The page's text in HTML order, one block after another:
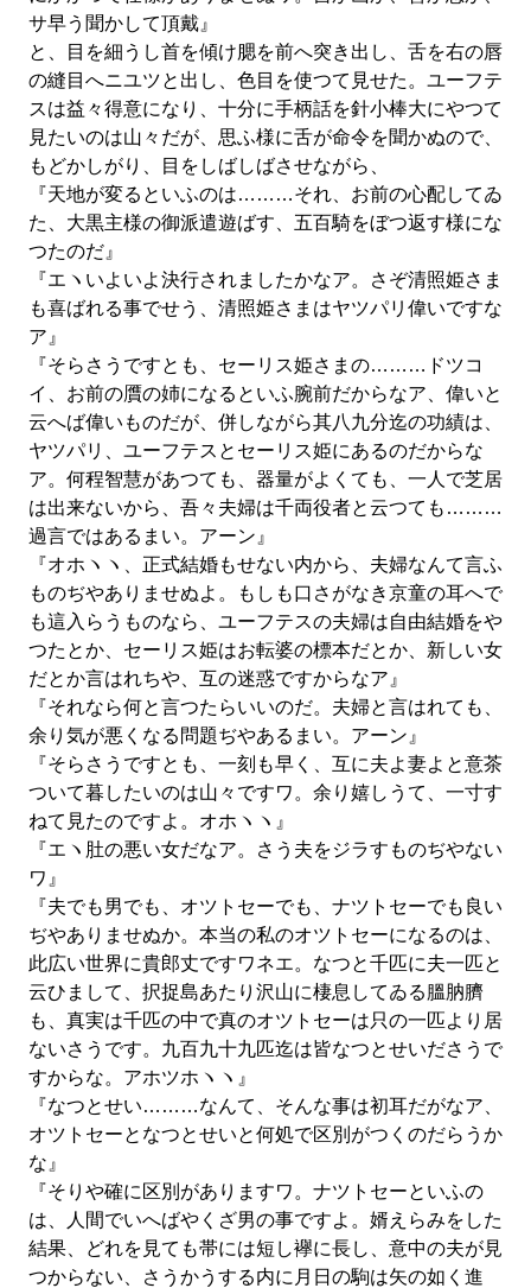
サ早う聞かして頂戴』
と、目を細うし首を傾け腮を前へ突き出し、舌を右の唇
の縫目へニユツと出し、色目を使つて見せた。ユーフテ
スは益々得意になり、十分に手柄話を針小棒大にやつて
見たいのは山々だが、思ふ様に舌が命令を聞かぬので、
もどかしがり、目をしばしばさせながら、
『天地が変るといふのは………それ、お前の心配してゐ
た、大黒主様の御派遣遊ばす、五百騎をぼつ返す様にな
つたのだ』
『エヽいよいよ決行されましたかなア。さぞ清照姫さま
も喜ばれる事でせう、清照姫さまはヤツパリ偉いですな
ア』
『そらさうですとも、セーリス姫さまの………ドツコ
イ、お前の贋の姉になるといふ腕前だからなア、偉いと
云へば偉いものだが、併しながら其八九分迄の功績は、
ヤツパリ、ユーフテスとセーリス姫にあるのだからな
ア。何程智慧があつても、器量がよくても、一人で芝居
は出来ないから、吾々夫婦は千両役者と云つても………
過言ではあるまい。アーン』
『オホヽヽ、正式結婚もせない内から、夫婦なんて言ふ
ものぢやありませぬよ。もしも口さがなき京童の耳へで
も這入らうものなら、ユーフテスの夫婦は自由結婚をや
つたとか、セーリス姫はお転婆の標本だとか、新しい女
だとか言はれちや、互の迷惑ですからなア』
『それなら何と言つたらいいのだ。夫婦と言はれても、
余り気が悪くなる問題ぢやあるまい。アーン』
『そらさうですとも、一刻も早く、互に夫よ妻よと意茶
ついて暮したいのは山々ですワ。余り嬉しうて、一寸す
ねて見たのですよ。オホヽヽ』
『エヽ肚の悪い女だなア。さう夫をジラすものぢやない
ワ』
『夫でも男でも、オツトセーでも、ナツトセーでも良い
ぢやありませぬか。本当の私のオツトセーになるのは、
此広い世界に貴郎丈ですワネエ。なつと千匹に夫一匹と
云ひまして、択捉島あたり沢山に棲息してゐる膃肭臍
も、真実は千匹の中で真のオツトセーは只の一匹より居
ないさうです。九百九十九匹迄は皆なつとせいださうで
すからな。アホツホヽヽ』
『なつとせい………なんて、そんな事は初耳だがなア、
オツトセーとなつとせいと何処で区別がつくのだらうか
な』
『そりや確に区別がありますワ。ナツトセーといふの
は、人間でいへばやくざ男の事ですよ。婿えらみをした
結果、どれを見ても帯には短し襷に長し、意中の夫が見
つからない、さうかうする内に月日の駒は矢の如く進